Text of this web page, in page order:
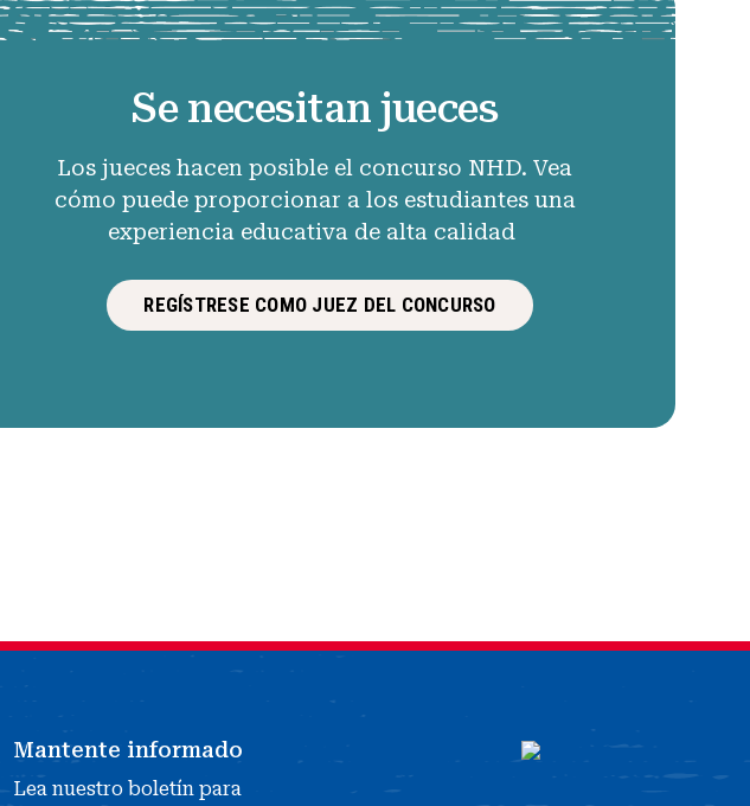
Se necesitan jueces
Los jueces hacen posible el concurso NHD. Vea
cómo puede proporcionar a los estudiantes una
experiencia educativa de alta calidad
REGÍSTRESE COMO JUEZ DEL CONCURSO
Mantente informado
Lea nuestro boletín para